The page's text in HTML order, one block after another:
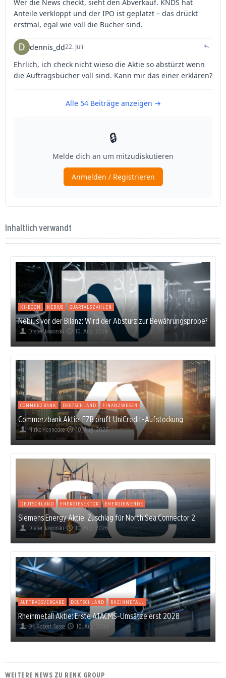
Inhaltlich verwandt
KI-BOOM NEBIUS QUARTALSZAHLEN
Nebius vor der Bilanz: Wird der Absturz zur Bewährungsprobe?
Dieter Jaworski 10. Aug. 2026
COMMERZBANK DEUTSCHLAND FINANZWESEN
Commerzbank Aktie: EZB prüft UniCredit-Aufstockung
Mirko Hennecke 10. Aug. 2026
DEUTSCHLAND ENERGIESEKTOR ENERGIEWENDE
Siemens Energy Aktie: Zuschlag für North Sea Connector 2
Dieter Jaworski 10. Aug. 2026
AUFTRAGSVERGABE DEUTSCHLAND RHEINMETALL
Rheinmetall Aktie: Erste ATACMS-Umsätze erst 2028
Dr. Robert Sasse 10. Aug. 2026
WEITERE NEWS ZU RENK GROUP